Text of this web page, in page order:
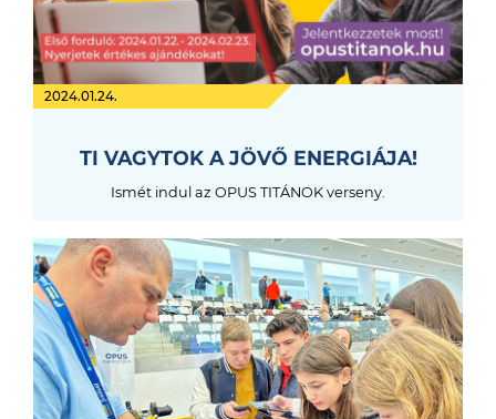
2024.01.24.
TI VAGYTOK A JÖVŐ ENERGIÁJA!
Ismét indul az OPUS TITÁNOK verseny.